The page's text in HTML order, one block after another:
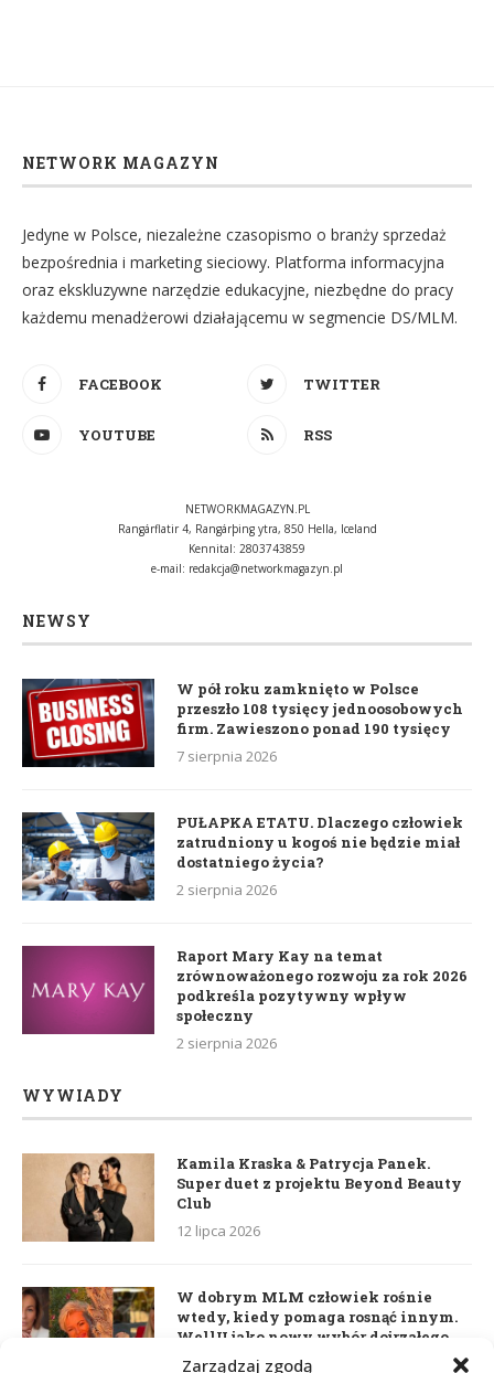
Zarządzaj zgodą
NETWORK MAGAZYN
Jedyne w Polsce, niezależne czasopismo o branży sprzedaż
bezpośrednia i marketing sieciowy. Platforma informacyjna
oraz ekskluzywne narzędzie edukacyjne, niezbędne do pracy
każdemu menadżerowi działającemu w segmencie DS/MLM.
FACEBOOK TWITTER
YOUTUBE RSS
NETWORKMAGAZYN.PL
Rangárflatir 4, Rangárþing ytra, 850 Hella, Iceland
Kennital: 2803743859
e-mail: redakcja@networkmagazyn.pl
NEWSY
W pół roku zamknięto w Polsce
przeszło 108 tysięcy jednoosobowych
firm. Zawieszono ponad 190 tysięcy
7 sierpnia 2026
PUŁAPKA ETATU. Dlaczego człowiek
zatrudniony u kogoś nie będzie miał
dostatniego życia?
2 sierpnia 2026
Raport Mary Kay na temat
zrównoważonego rozwoju za rok 2026
podkreśla pozytywny wpływ
społeczny
2 sierpnia 2026
WYWIADY
Kamila Kraska & Patrycja Panek.
Super duet z projektu Beyond Beauty
Club
12 lipca 2026
W dobrym MLM człowiek rośnie
wtedy, kiedy pomaga rosnąć innym.
WellU jako nowy wybór dojrzałego
lidera